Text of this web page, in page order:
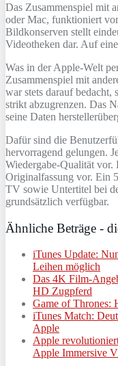
Das Zusammenspiel mit
oder Mac, funktioniert
Bildkonserven stellt
Videotheken dar. Auf
Was in der Apple-Welt
Zusammenspiel mit
war stets darauf bedacht,
strikt abzugrenzen. Das
seine Daten
Dafür sind die
hervorragend gelungen.
Wiedergabe-Qualität vor.
Originalfassung vor. Ein
TV sowie Untertitel bei
grundsätzlich verfügbar.
Ähnliche Beträge -
iTunes Update:
Leihen möglich
Das 4K Film-
HD Zugpferd
Game of Thrones:
iTunes Match:
Apple
Apple
Apple Immersive